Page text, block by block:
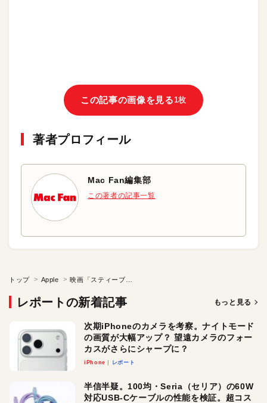
この記事の画像を見る 1枚
著者プロフィール
Mac Fan編集部
この著者の記事一覧
トップ Apple
レポートの新着記事 もっと見る
次期iPhoneのカメラを考察。ナイトモード
の画質が大幅アップ？ 望遠カメラのフォー
カスがさらにシャープに？
iPhone レポート
半信半疑。100均・Seria（セリア）の60W
対応USB-Cケーブルの性能を検証。超コス